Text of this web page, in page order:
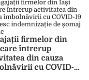
în care au fost
din cauza
de COVID-19
firmelor din
întrerup
din cauza
cu COVID-